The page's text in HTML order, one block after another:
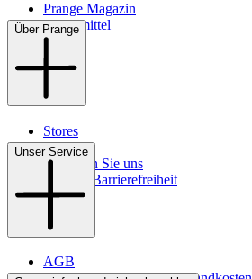
Prange Magazin
Pflegemittel
Über Prange
Stores
Kontakt
So finden Sie uns
Digitale Barrierefreiheit
Unser Service
AGB